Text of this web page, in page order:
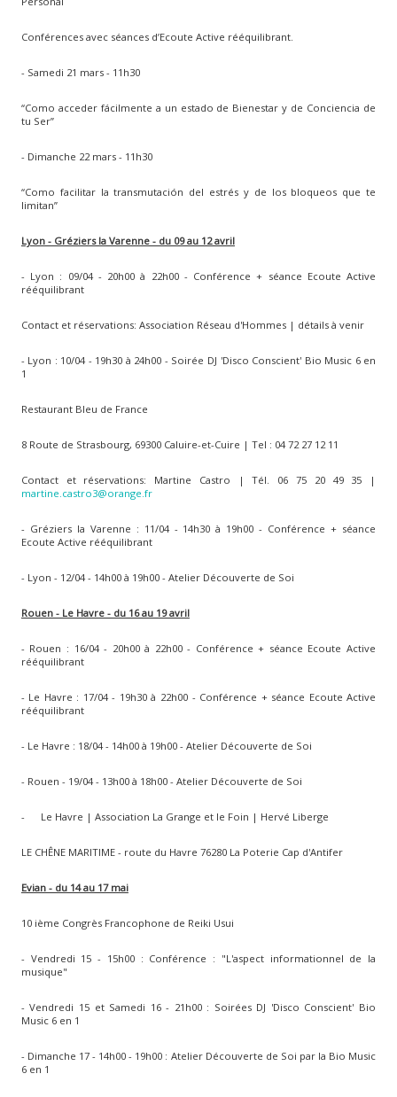
Conférences avec séances d’Ecoute Active rééquilibrant.
- Samedi 21 mars - 11h30
“Como acceder fácilmente a un estado de Bienestar y de Conciencia de
tu Ser”
- Dimanche 22 mars - 11h30
“Como facilitar la transmutación del estrés y de los bloqueos que te
limitan”
Lyon - Gréziers la Varenne - du 09 au 12 avril
- Lyon : 09/04 - 20h00 à 22h00 - Conférence + séance Ecoute Active
rééquilibrant
Contact et réservations: Association Réseau d'Hommes | détails à venir
- Lyon : 10/04 - 19h30 à 24h00 - Soirée DJ 'Disco Conscient' Bio Music 6 en
1
Restaurant Bleu de France
8 Route de Strasbourg, 69300 Caluire-et-Cuire | Tel : 04 72 27 12 11
Contact et réservations: Martine Castro | Tél. 06 75 20 49 35 |
martine.castro3@orange.fr
- Gréziers la Varenne : 11/04 - 14h30 à 19h00 - Conférence + séance
Ecoute Active rééquilibrant
- Lyon - 12/04 - 14h00 à 19h00 - Atelier Découverte de Soi
Rouen - Le Havre - du 16 au 19 avril
- Rouen : 16/04 - 20h00 à 22h00 - Conférence + séance Ecoute Active
rééquilibrant
- Le Havre : 17/04 - 19h30 à 22h00 - Conférence + séance Ecoute Active
rééquilibrant
- Le Havre : 18/04 - 14h00 à 19h00 - Atelier Découverte de Soi
- Rouen - 19/04 - 13h00 à 18h00 - Atelier Découverte de Soi
- Le Havre | Association La Grange et le Foin | Hervé Liberge
LE CHÊNE MARITIME - route du Havre 76280 La Poterie Cap d'Antifer
Evian - du 14 au 17 mai
10 ième Congrès Francophone de Reiki Usui
- Vendredi 15 - 15h00 : Conférence : "L'aspect informationnel de la
musique"
- Vendredi 15 et Samedi 16 - 21h00 : Soirées DJ 'Disco Conscient' Bio
Music 6 en 1
- Dimanche 17 - 14h00 - 19h00 : Atelier Découverte de Soi par la Bio Music
6 en 1